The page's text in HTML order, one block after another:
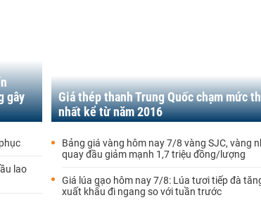
gây
lao
Giá thép thanh Trung Quốc chạm mức
nhất kể từ năm 2016
Bảng giá vàng hôm nay 7/8 vàng SJC, vàng
quay đầu giảm mạnh 1,7 triệu đồng/lượng
Giá lúa gạo hôm nay 7/8: Lúa tươi tiếp đà
xuất khẩu đi ngang so với tuần trước